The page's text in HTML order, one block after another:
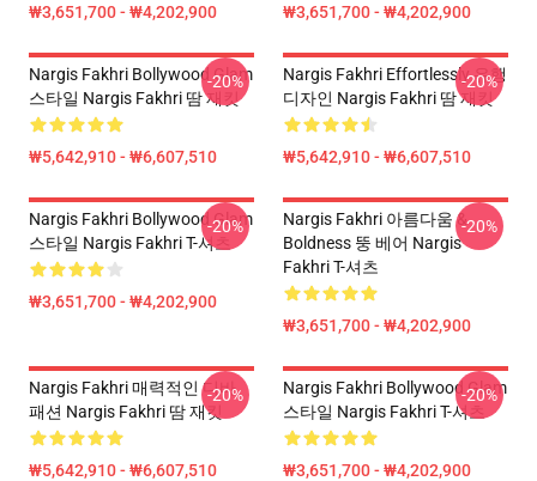
₩3,651,700 - ₩4,202,900 ₩3,651,700 - ₩4,202,900
Nargis Fakhri Bollywood Glam
스타일 Nargis Fakhri 땀 재킷
₩5,642,910 - ₩6,607,510
-20%
Nargis Fakhri Effortlessly 유행
디자인 Nargis Fakhri 땀 재킷
₩5,642,910 - ₩6,607,510
-20%
Nargis Fakhri Bollywood Glam
스타일 Nargis Fakhri T-셔츠
₩3,651,700 - ₩4,202,900
-20%
Nargis Fakhri 아름다움 &
Boldness 뚱 베어 Nargis
Fakhri T-셔츠
₩3,651,700 - ₩4,202,900
-20%
Nargis Fakhri 매력적인 디바
패션 Nargis Fakhri 땀 재킷
₩5,642,910 - ₩6,607,510
-20%
Nargis Fakhri Bollywood Glam
스타일 Nargis Fakhri T-셔츠
₩3,651,700 - ₩4,202,900
-20%